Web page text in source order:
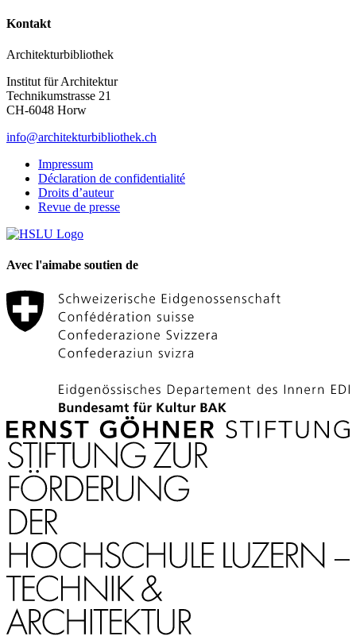
Kontakt
Architekturbibliothek
Institut für Architektur
Technikumstrasse 21
CH-6048 Horw
info@architekturbibliothek.ch
Impressum
Déclaration de confidentialité
Droits d’auteur
Revue de presse
Avec l'aimabe soutien de